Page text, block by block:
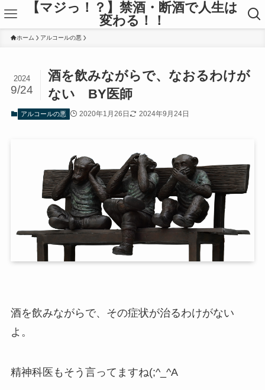
【マジっ！？】禁酒・断酒で人生は
変わる！！
ホーム アルコールの悪
酒を飲みながらで、なおるわけが
ない BY医師
2024
9/24
アルコールの悪 2020年1月26日 2024年9月24日
酒を飲みながらで、その症状が治るわけがない
よ。
精神科医もそう言ってますね(;^_^A